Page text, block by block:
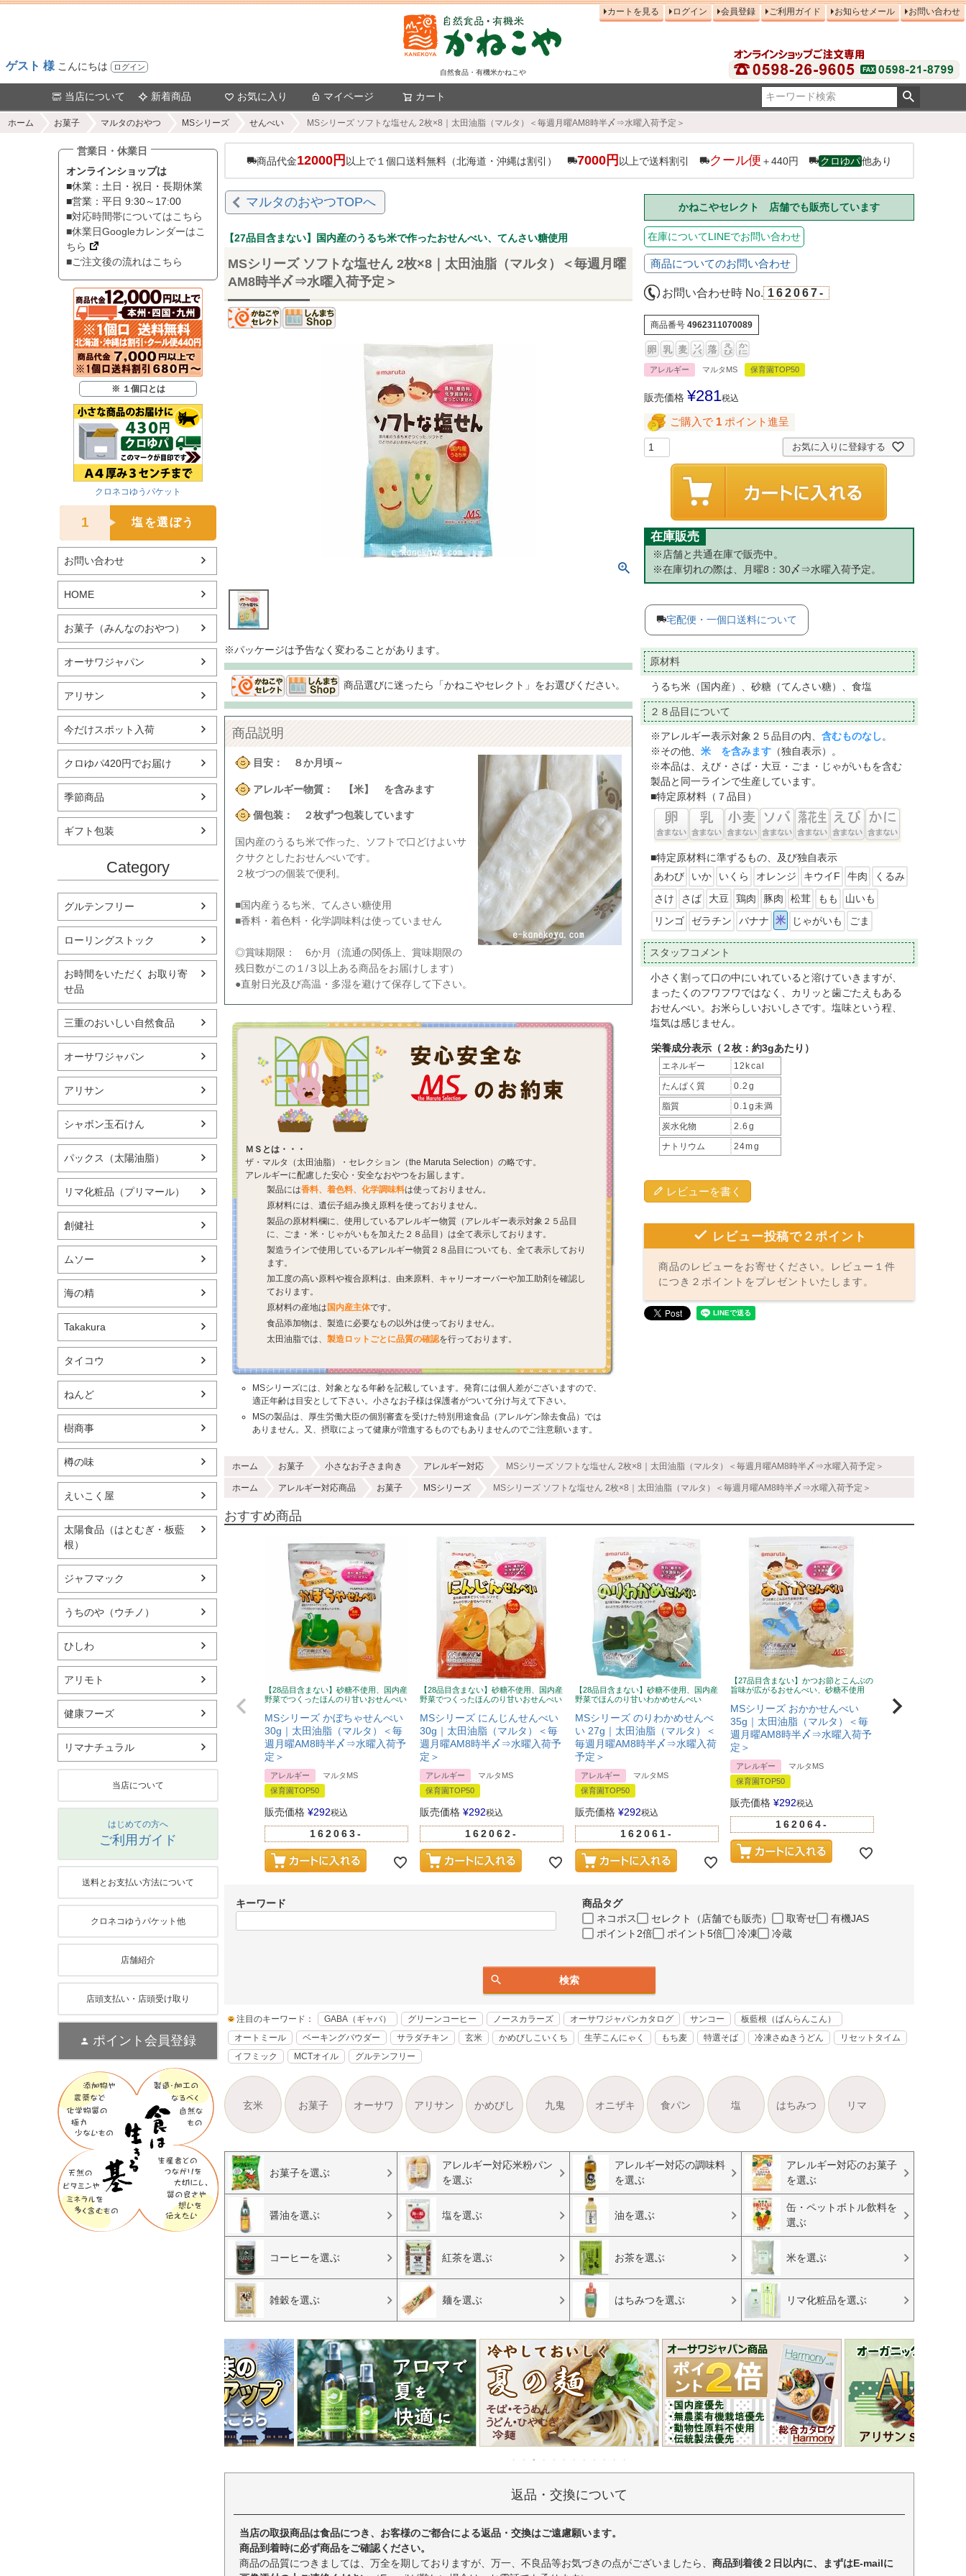
ゲスト 様 こんにちは ログイン
自然食品・有機米かねこや
カートを見る ログイン 会員登録 ご利用ガイド お知らせメール お問い合わせ
当店について 新着商品 お気に入り マイページ カート
ホーム お菓子 マルタのおやつ MSシリーズ せんべい MSシリーズ ソフトな塩せん 2枚×8｜太田油脂（マルタ）＜毎週月曜AM8時半〆⇒水曜入荷予定＞
営業日・休業日
オンラインショップは
■休業：土日・祝日・長期休業
■営業：平日 9:30～17:00
■対応時間帯についてはこちら
■休業日Googleカレンダーはこ
ちら
■ご注文後の流れはこちら
※ １個口とは
クロネコゆうパケット
1 塩を選ぼう
お問い合わせ
HOME
お菓子（みんなのおやつ）
オーサワジャパン
アリサン
今だけスポット入荷
クロゆパ420円でお届け
季節商品
ギフト包装
Category
グルテンフリー
ローリングストック
お時間をいただく お取り寄
せ品
三重のおいしい自然食品
オーサワジャパン
アリサン
シャボン玉石けん
パックス（太陽油脂）
リマ化粧品（プリマール）
創健社
ムソー
海の精
Takakura
タイコウ
ねんど
樹商事
樽の味
えいこく屋
太陽食品（はとむぎ・板藍
根）
ジャフマック
うちのや（ウチノ）
ひしわ
アリモト
健康フーズ
リマナチュラル
当店について
はじめての方へ
ご利用ガイド
送料とお支払い方法について
クロネコゆうパケット他
店舗紹介
店頭支払い・店頭受け取り
ポイント会員登録
商品代金12000円 以上で１個口送料無料（北海道・沖縄は割引） 7000円 以上で送料割引 クール便 ＋440円 クロゆパ他あり
マルタのおやつTOPへ
【27品目含まない】国内産のうるち米で作ったおせんべい、てんさい糖使用
MSシリーズ ソフトな塩せん 2枚×8｜太田油脂（マルタ）＜毎週月曜
AM8時半〆⇒水曜入荷予定＞
※パッケージは予告なく変わることがあります。
商品選びに迷ったら「かねこやセレクト」をお選びください。
商品説明
目安： ８か月頃～
アレルギー物質： 【米】 を含みます
個包装： ２枚ずつ包装しています
国内産のうるち米で作った、ソフトで口どけよいサ
クサクとしたおせんべいです。
２枚づつの個装で便利。
■国内産うるち米、てんさい糖使用
■香料・着色料・化学調味料は使っていません
◎賞味期限： 6か月（流通の関係上、賞味期限の
残日数がこの１/３以上ある商品をお届けします）
●直射日光及び高温・多湿を避けて保存して下さい。
ＭＳとは・・・
ザ・マルタ（太田油脂）・セレクション（the Maruta Selection）の略です。
アレルギーに配慮した安心・安全なおやつをお届します。
製品には香料、着色料、化学調味料は使っておりません。
原材料には、遺伝子組み換え原料を使っておりません。
製品の原材料欄に、使用しているアレルギー物質（アレルギー表示対象２５品目
に、ごま・米・じゃがいもを加えた２８品目）は全て表示しております。
製造ラインで使用しているアレルギー物質２８品目についても、全て表示しており
ます。
加工度の高い原料や複合原料は、由来原料、キャリーオーバーや加工助剤を確認し
ております。
原材料の産地は 国内産主体です。
食品添加物は、製造に必要なもの以外は使っておりません。
太田油脂では、 製造ロットごとに品質の確認を行っております。
MSシリーズには、対象となる年齢を記載しています。発育には個人差がございますので、
適正年齢は目安として下さい。小さなお子様は保護者がついて分け与えて下さい。
MSの製品は、厚生労働大臣の個別審査を受けた特別用途食品（アレルゲン除去食品）では
ありません。又、摂取によって健康が増進するものでもありませんのでご注意願います。
かねこやセレクト 店舗でも販売しています
在庫についてLINEでお問い合わせ
商品についてのお問い合わせ
お問い合わせ時 No. 162067-
商品番号 4962311070089
アレルギー マルタMS 保育園TOP50
販売価格 ¥281税込
ご購入で 1 ポイント進呈
お気に入りに登録する
在庫販売
※店舗と共通在庫で販売中。
※在庫切れの際は、月曜8：30〆⇒水曜入荷予定。
宅配便・一個口送料について
原材料
うるち米（国内産）、砂糖（てんさい糖）、食塩
２８品目について
※アレルギー表示対象２５品目の内、 含むものなし。
※その他、 米 を含みます （独自表示）。
※本品は、えび・さば・大豆・ごま・じゃがいもを含む
製品と同一ラインで生産しています。
■特定原材料（７品目）
■特定原材料に準ずるもの、及び独自表示
あわび
いか いくら オレンジ キウイF 牛肉
くるみ
さけ
さば 大豆 鶏肉 豚肉 松茸 もも
山いも
リンゴ
ゼラチン バナナ 米 じゃがいも ごま
スタッフコメント
小さく割って口の中にいれていると溶けていきますが、
まったくのフワフワではなく、カリッと歯ごたえもある
おせんべい。お米らしいおいしさです。塩味という程、
塩気は感じません。
栄養成分表示（２枚：約3gあたり）
エネルギー
12kcal
たんぱく質
0.2g
脂質
0.1g未満
炭水化物
2.6g
ナトリウム
24mg
レビューを書く
レビュー投稿で２ポイント
商品のレビューをお寄せください。レビュー１件
につき２ポイントをプレゼントいたします。
ホーム お菓子 小さなお子さま向き アレルギー対応 MSシリーズ ソフトな塩せん 2枚×8｜太田油脂（マルタ）＜毎週月曜AM8時半〆⇒水曜入荷予定＞
ホーム アレルギー対応商品 お菓子 MSシリーズ MSシリーズ ソフトな塩せん 2枚×8｜太田油脂（マルタ）＜毎週月曜AM8時半〆⇒水曜入荷予定＞
おすすめ商品
【28品目含まない】砂糖不使用、国内産
野菜でつくったほんのり甘いおせんべい
MSシリーズ かぼちゃせんべい
30g｜太田油脂（マルタ）＜毎
週月曜AM8時半〆⇒水曜入荷予
定＞
アレルギー
マルタMS
保育園TOP50
販売価格 ¥292税込
162063-
【28品目含まない】砂糖不使用、国内産
野菜でつくったほんのり甘いおせんべい
MSシリーズ にんじんせんべい
30g｜太田油脂（マルタ）＜毎
週月曜AM8時半〆⇒水曜入荷予
定＞
アレルギー
マルタMS
保育園TOP50
販売価格 ¥292税込
162062-
【28品目含まない】砂糖不使用、国内産
野菜でほんのり甘いわかめせんべい
MSシリーズ のりわかめせんべ
い 27g｜太田油脂（マルタ）＜
毎週月曜AM8時半〆⇒水曜入荷
予定＞
アレルギー
マルタMS
保育園TOP50
販売価格 ¥292税込
162061-
【27品目含まない】かつお節とこんぶの
旨味が広がるおせんべい、砂糖不使用
MSシリーズ おかかせんべい
35g｜太田油脂（マルタ）＜毎
週月曜AM8時半〆⇒水曜入荷予
定＞
アレルギー
マルタMS
保育園TOP50
販売価格 ¥292税込
162064-
作ったパリッと軽い
り塩味
キーワード
商品タグ
ネコポス
セレクト（店舗でも販売） 取寄せ
有機JAS
ポイント2倍
ポイント5倍 冷凍 冷蔵
検索
注目のキーワード： GABA（ギャバ） グリーンコーヒー ノースカラーズ オーサワジャパンカタログ サンコー
板藍根（ばんらんこん）
オートミール
ベーキングパウダー サラダチキン 玄米 かめびしこいくち 生芋こんにゃく もち麦 特選そば 冷凍さぬきうどん
リセットタイム
イフミック
MCTオイル グルテンフリー
玄米 お菓子 オーサワ アリサン かめびし 九鬼 オニザキ 食パン 塩 はちみつ リマ
お菓子を選ぶ
アレルギー対応米粉パン
を選ぶ
アレルギー対応の調味料
を選ぶ
アレルギー対応のお菓子
を選ぶ
醤油を選ぶ 塩を選ぶ 油を選ぶ
缶・ペットボトル飲料を
選ぶ
コーヒーを選ぶ 紅茶を選ぶ お茶を選ぶ 米を選ぶ
雑穀を選ぶ 麺を選ぶ はちみつを選ぶ リマ化粧品を選ぶ
返品・交換について
当店の取扱商品は食品につき、お客様のご都合による返品・交換はご遠慮願います。
商品到着時に必ず商品をご確認ください。
商品の品質につきましては、万全を期しておりますが、万一、不良品等お気づきの点がございましたら、 商品到着後２日以内に、まずはE-mailに